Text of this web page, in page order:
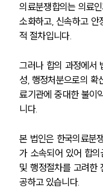
의료분쟁합의는 의료
소화하고, 신속하고 안
적 절차입니다.
그러나 합의 과정에서
성, 행정처분으로의 확
료기관에 중대한 불이
니다.
본 법인은 한국의료분
가 소속되어 있어 합
및 행정절차를 고려한
공하고 있습니다.